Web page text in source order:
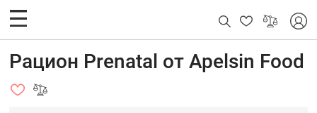
Рацион Prenatal от Apelsin Food